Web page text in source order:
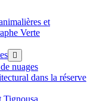
et
Verte
ouvrir
menu
nuages
dans la réserve
Tignousa